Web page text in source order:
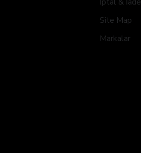
Site Map
Markalar